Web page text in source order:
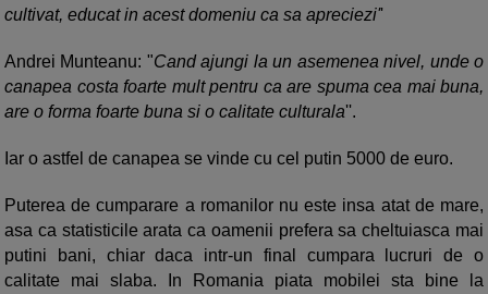
cultivat, educat in acest domeniu ca sa apreciezi''
Andrei Munteanu: "Cand ajungi la un asemenea nivel, unde o
canapea costa foarte mult pentru ca are spuma cea mai buna,
are o forma foarte buna si o calitate culturala''.
Iar o astfel de canapea se vinde cu cel putin 5000 de euro.
Puterea de cumparare a romanilor nu este insa atat de mare,
asa ca statisticile arata ca oamenii prefera sa cheltuiasca mai
putini bani, chiar daca intr-un final cumpara lucruri de o
calitate mai slaba. In Romania piata mobilei sta bine la